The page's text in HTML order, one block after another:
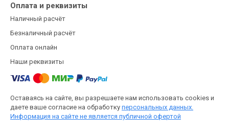
Оплата и реквизиты
Наличный расчёт
Безналичный расчёт
Оплата онлайн
Наши реквизиты
Оставаясь на сайте, вы разрешаете нам использовать cookies и
даете ваше согласие на обработку персональных данных.
Информация на сайте не является публичной офертой